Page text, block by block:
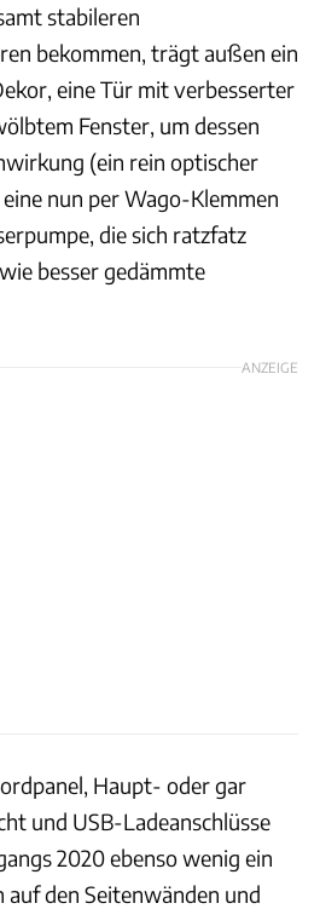
stabileren
bekommen, trägt außen ein
eine Tür mit verbesserter
Fenster, um dessen
(ein rein optischer
nun per Wago-Klemmen
die sich ratzfatz
besser gedämmte
ANZEIGE
Haupt- oder gar
und USB-Ladeanschlüsse
2020 ebenso wenig ein
auf den Seitenwänden und